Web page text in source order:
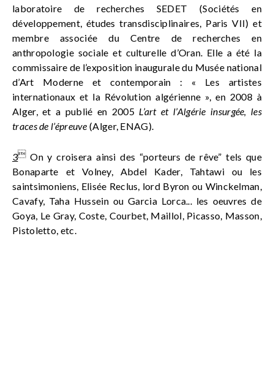
laboratoire de recherches SEDET (Sociétés en
développement, études transdisciplinaires, Paris VII) et
membre associée du Centre de recherches en
anthropologie sociale et culturelle d’Oran. Elle a été la
commissaire de l’exposition inaugurale du Musée national
d’Art Moderne et contemporain : « Les artistes
internationaux et la Révolution algérienne », en 2008 à
Alger, et a publié en 2005 L’art et l’Algérie insurgée, les
traces de l’épreuve(Alger, ENAG).
3On y croisera ainsi des “porteurs de rêve” tels que
Bonaparte et Volney, Abdel Kader, Tahtawi ou les
saintsimoniens, Elisée Reclus, lord Byron ou Winckelman,
Cavafy, Taha Hussein ou Garcia Lorca... les oeuvres de
Goya, Le Gray, Coste, Courbet, Maillol, Picasso, Masson,
Pistoletto, etc.